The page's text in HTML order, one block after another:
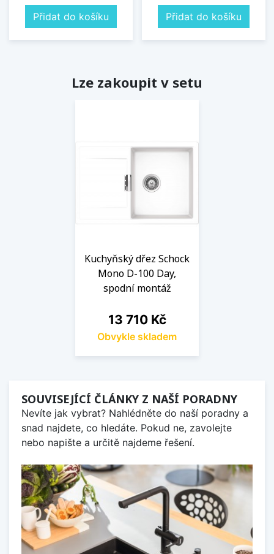
Přidat do košíku Přidat do košíku
Lze zakoupit v setu
Kuchyňský dřez Schock
Mono D-100 Day,
spodní montáž
Cena
13 710 Kč
Obvykle skladem
SOUVISEJÍCÍ ČLÁNKY Z NAŠÍ PORADNY
Nevíte jak vybrat? Nahlédněte do naší poradny a
snad najdete, co hledáte. Pokud ne, zavolejte
nebo napište a určitě najdeme řešení.